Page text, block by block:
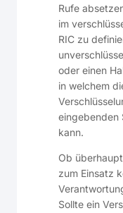
Rufe
im
RIC zu
oder einen
in welchem
eingebenden
kann.
Ob
zum Einsatz
Sollte ein